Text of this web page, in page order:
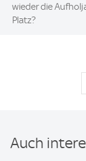
wieder die
Platz?
Auch